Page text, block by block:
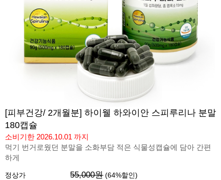
[피부건강/ 2개월분] 하이웰 하와이안 스피루리나 분말
180캡슐
소비기한 2026.10.01 까지
먹기 번거로웠던 분말을 소화부담 적은 식물성캡슐에 담아 간편
하게
정상가 55,000원 (64%할인)